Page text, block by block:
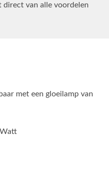
direct van alle voordelen
met een gloeilamp van